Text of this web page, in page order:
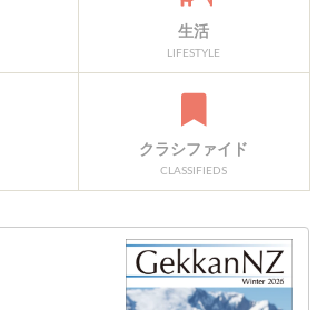
生活
LIFESTYLE
クラシファイド
CLASSIFIEDS